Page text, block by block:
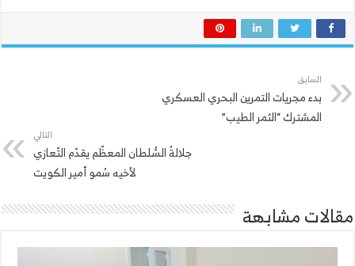
السابق
بدء مجريات التمرين البحري العسكري
المشترك “الثمر الطيب”
التالي
جلالةُ السُّلطان المعظّم يقدّم التّعازي
لأخيه سُمو أمير الكويت
مقالات مشابهة